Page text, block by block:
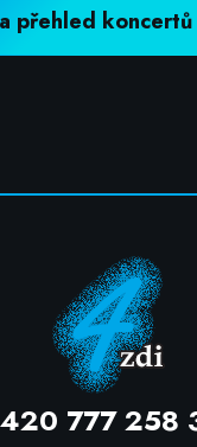
přehled koncertů
777 258